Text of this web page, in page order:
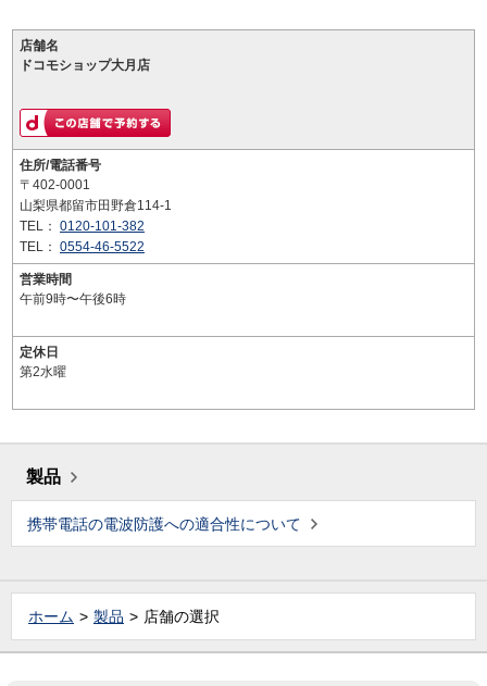
店舗名
ドコモショップ大月店
住所/電話番号
〒402-0001
山梨県都留市田野倉114-1
TEL： 0120-101-382
TEL： 0554-46-5522
営業時間
午前9時〜午後6時
定休日
第2水曜
製品
携帯電話の電波防護への適合性について
ホーム 製品 店舗の選択